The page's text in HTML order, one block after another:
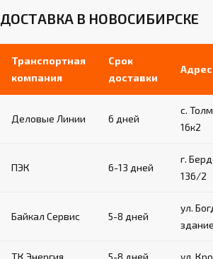
ДОСТАВКА В НОВОСИБИРСКЕ
Транспортная
компания
Срок
доставки
Деловые Линии 6 дней
с.
16к2
ПЭК 6-13 дней
г.
136/2
Байкал Сервис 5-8 дней
ул.
ТК Энергия 5-8 дней ул.